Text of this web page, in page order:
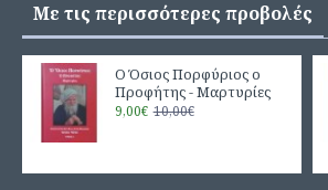
Με τις περισσότερες προβολές
Ο Όσιος Πορφύριος ο
Προφήτης - Μαρτυρίες
9,00€ 10,00€